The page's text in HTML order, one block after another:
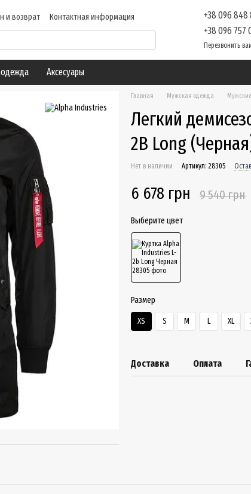
и возврат
Контактная информация
Отзывы о магазине Блог
+38 096 848
+38 096 757
Перезвонить
одежда Аксесуары
Главная Мужская одежда
Легкий
2B Long
Нет в наличии Артикул: 28305
6 678 грн 9 540 грн
Выберите цвет
Размер
XS S M L XL
Доставка Оплата